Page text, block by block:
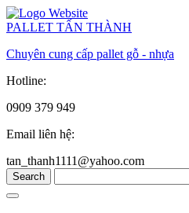
PALLET TẤN THÀNH
Chuyên cung cấp pallet gỗ - nhựa
Hotline:
0909 379 949
Email liên hệ:
tan_thanh1111@yahoo.com